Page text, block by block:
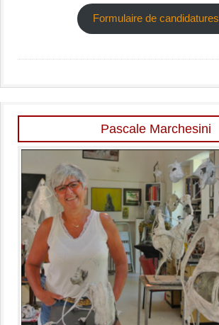
Formulaire de candidatures
Pascale Marchesini